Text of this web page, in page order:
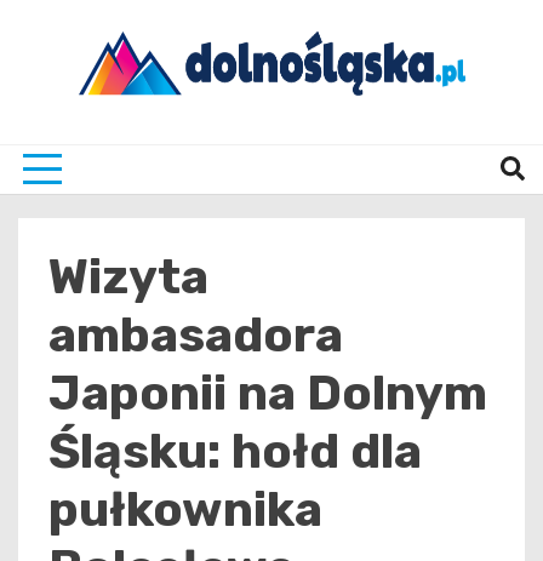
Wizyta
ambasadora
Japonii na Dolnym
Śląsku: hołd dla
pułkownika